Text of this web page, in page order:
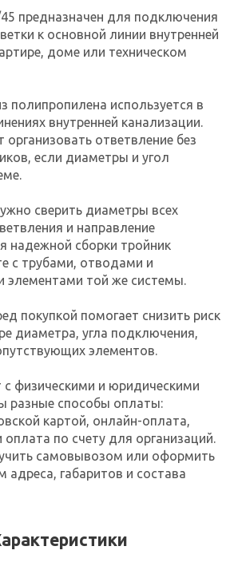
предназначен для подключения
к основной линии внутренней
доме или техническом
полипропилена используется в
внутренней канализации.
организовать ответвление без
если диаметры и угол
сверить диаметры всех
и направление
надежной сборки тройник
с трубами, отводами и
элементами той же системы.
покупкой помогает снизить риск
диаметра, угла подключения,
элементов.
с физическими и юридическими
разные способы оплаты:
картой, онлайн-оплата,
по счету для организаций.
самовывозом или оформить
адреса, габаритов и состава